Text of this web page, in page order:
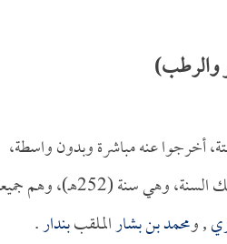
والرطب)
أخرجوا عنه مباشرة وبدون واسطة،
، وهناك اثنان آخران ماتا في تلك السنة، وهي سنة (252هـ)،
, ومحمد بن بشارالملقببندار.